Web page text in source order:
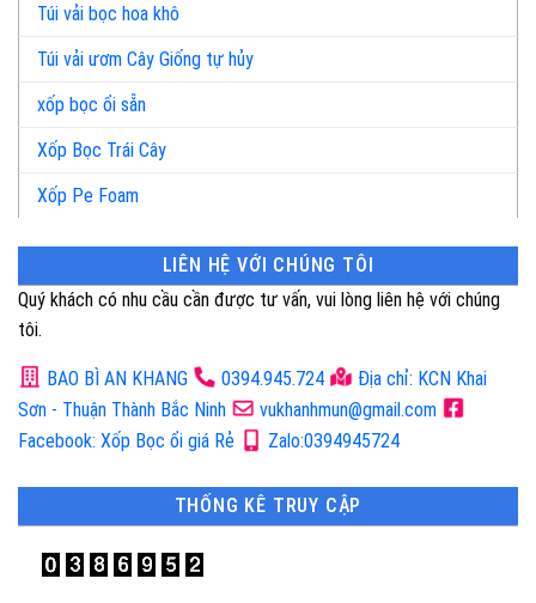
Túi vải bọc hoa khô
Túi vải ươm Cây Giống tự hủy
xốp bọc ổi sẵn
Xốp Bọc Trái Cây
Xốp Pe Foam
LIÊN HỆ VỚI CHÚNG TÔI
Quý khách có nhu cầu cần được tư vấn, vui lòng liên hệ với chúng
tôi.
BAO BÌ AN KHANG 0394.945.724
Địa chỉ: KCN Khai
Sơn - Thuận Thành Bắc Ninh
vukhanhmun@gmail.com
Facebook: Xốp Bọc ổi giá Rẻ
Zalo:0394945724
THỐNG KÊ TRUY CẬP